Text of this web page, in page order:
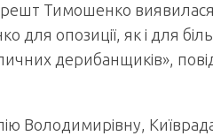
решт Тимошенко
для опозиції, як і для
дерибанщиків»,
Володимирівну,